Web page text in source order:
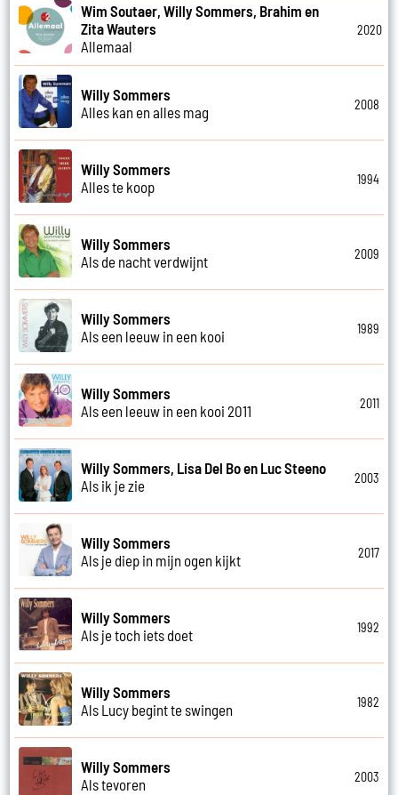
Wim Soutaer, Willy Sommers, Brahim en
Zita Wauters
Allemaal
2020
Willy Sommers
Alles kan en alles mag
2008
Willy Sommers
Alles te koop
1994
Willy Sommers
Als de nacht verdwijnt
2009
Willy Sommers
Als een leeuw in een kooi
1989
Willy Sommers
Als een leeuw in een kooi 2011
2011
Willy Sommers, Lisa Del Bo en Luc Steeno
Als ik je zie
2003
Willy Sommers
Als je diep in mijn ogen kijkt
2017
Willy Sommers
Als je toch iets doet
1992
Willy Sommers
Als Lucy begint te swingen
1982
Willy Sommers
Als tevoren
2003